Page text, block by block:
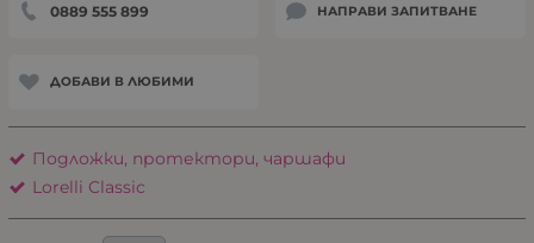
0889 555 899 НАПРАВИ ЗАПИТВАНЕ
ДОБАВИ В ЛЮБИМИ
Подложки, протектори, чаршафи
Lorelli Classic